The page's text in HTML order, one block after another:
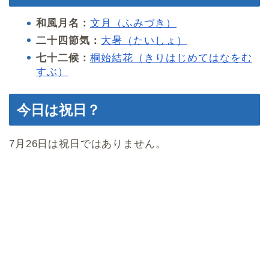
和風月名： 文月（ふみづき）
二十四節気： 大暑（たいしょ）
七十二候： 桐始結花（きりはじめてはなをむ
すぶ）
今日は祝日？
7月26日は祝日ではありません。